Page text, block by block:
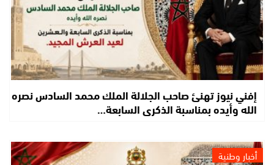
إفني نيوز تهنئ صاحب الجلالة الملك محمد السادس نصره
الله وأيده بمناسبة الذكرى السابعة…
أخبار وطنية